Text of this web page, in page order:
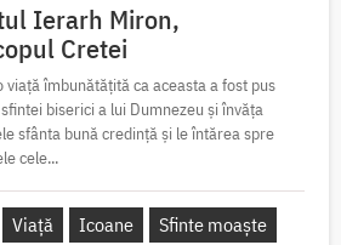
Ierarh Miron,
Cretei
viață îmbunătățită ca aceasta a fost pus
biserici a lui Dumnezeu și învăța
sfânta bună credință și le întărea spre
cele...
Viață Icoane
Sfinte moaște